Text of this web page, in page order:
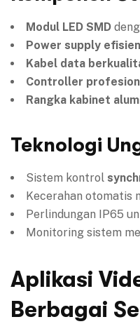
Modul LED SMD
Power supply efisien
Kabel data
Controller
Rangka kabinet
Teknologi
Sistem kontrol
Kecerahan otomatis
Perlindungan IP65
Monitoring sistem
Aplikasi
Berbagai